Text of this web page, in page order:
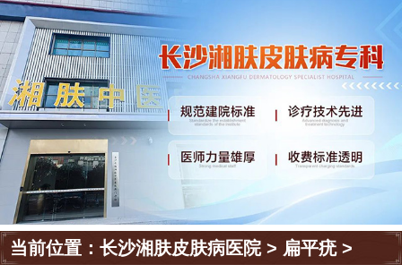
当前位置：长沙湘肤皮肤病医院> 扁平疣>